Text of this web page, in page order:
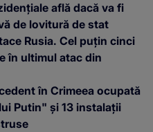
află dacă va fi
de lovitură de stat
Rusia. Cel puțin cinci
în ultimul atac din
în Crimeea ocupată
Putin" și 13 instalații